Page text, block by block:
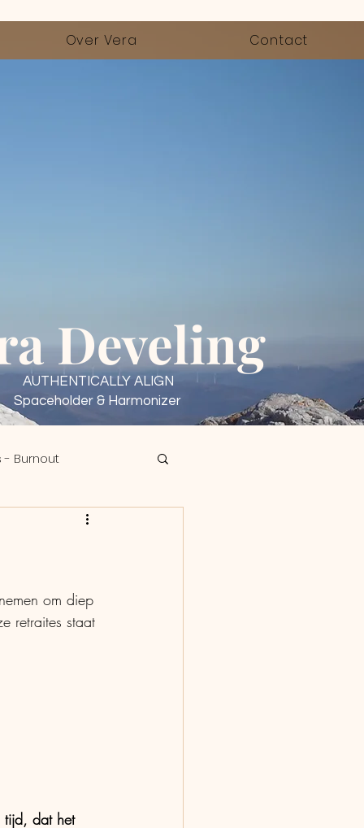
Over Vera Contact
Develing
AUTHENTICALLY ALIGN
Spaceholder & Harmonizer
- Burnout
om diep
retraites staat
tijd, dat het